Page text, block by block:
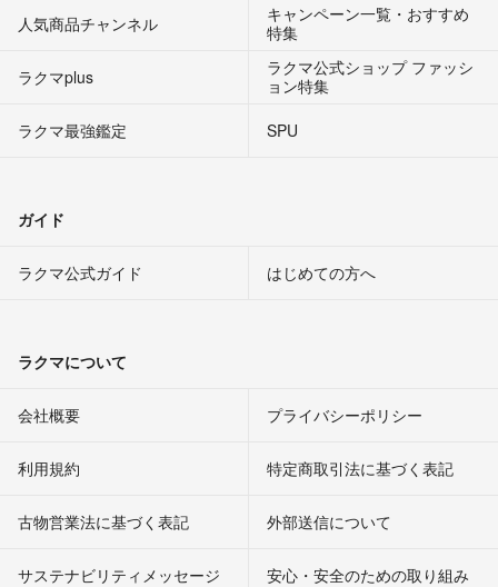
人気商品チャンネル
キャンペーン一覧・おすすめ
特集
ラクマplus
ラクマ公式ショップ ファッシ
ョン特集
ラクマ最強鑑定
SPU
ガイド
ラクマ公式ガイド はじめての方へ
ラクマについて
会社概要 プライバシーポリシー
利用規約 特定商取引法に基づく表記
古物営業法に基づく表記 外部送信について
サステナビリティメッセージ 安心・安全のための取り組み